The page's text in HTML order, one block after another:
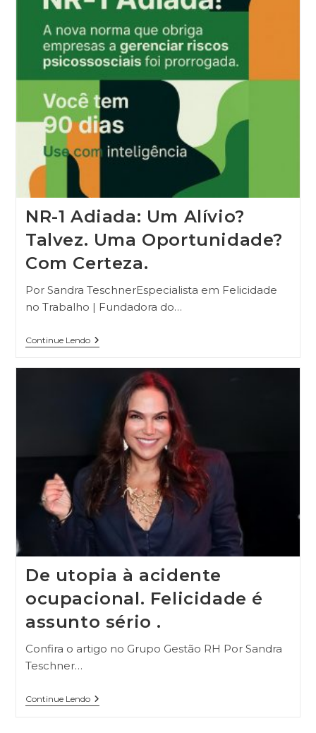
NR-1 Adiada: Um Alívio?
Talvez. Uma Oportunidade?
Com Certeza.
Por Sandra TeschnerEspecialista em Felicidade
no Trabalho | Fundadora do…
Continue Lendo
De utopia à acidente
ocupacional. Felicidade é
assunto sério .
Confira o artigo no Grupo Gestão RH Por Sandra
Teschner…
Continue Lendo